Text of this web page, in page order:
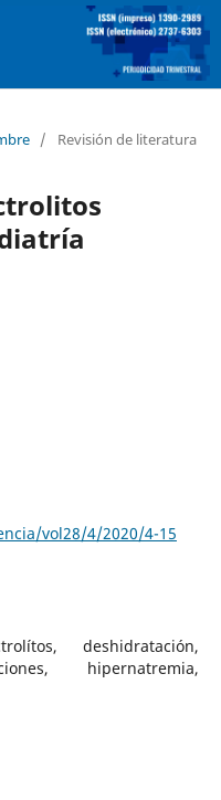
/ Revisión de literatura
vol28/4/2020/4-15
deshidratación,
hipernatremia,